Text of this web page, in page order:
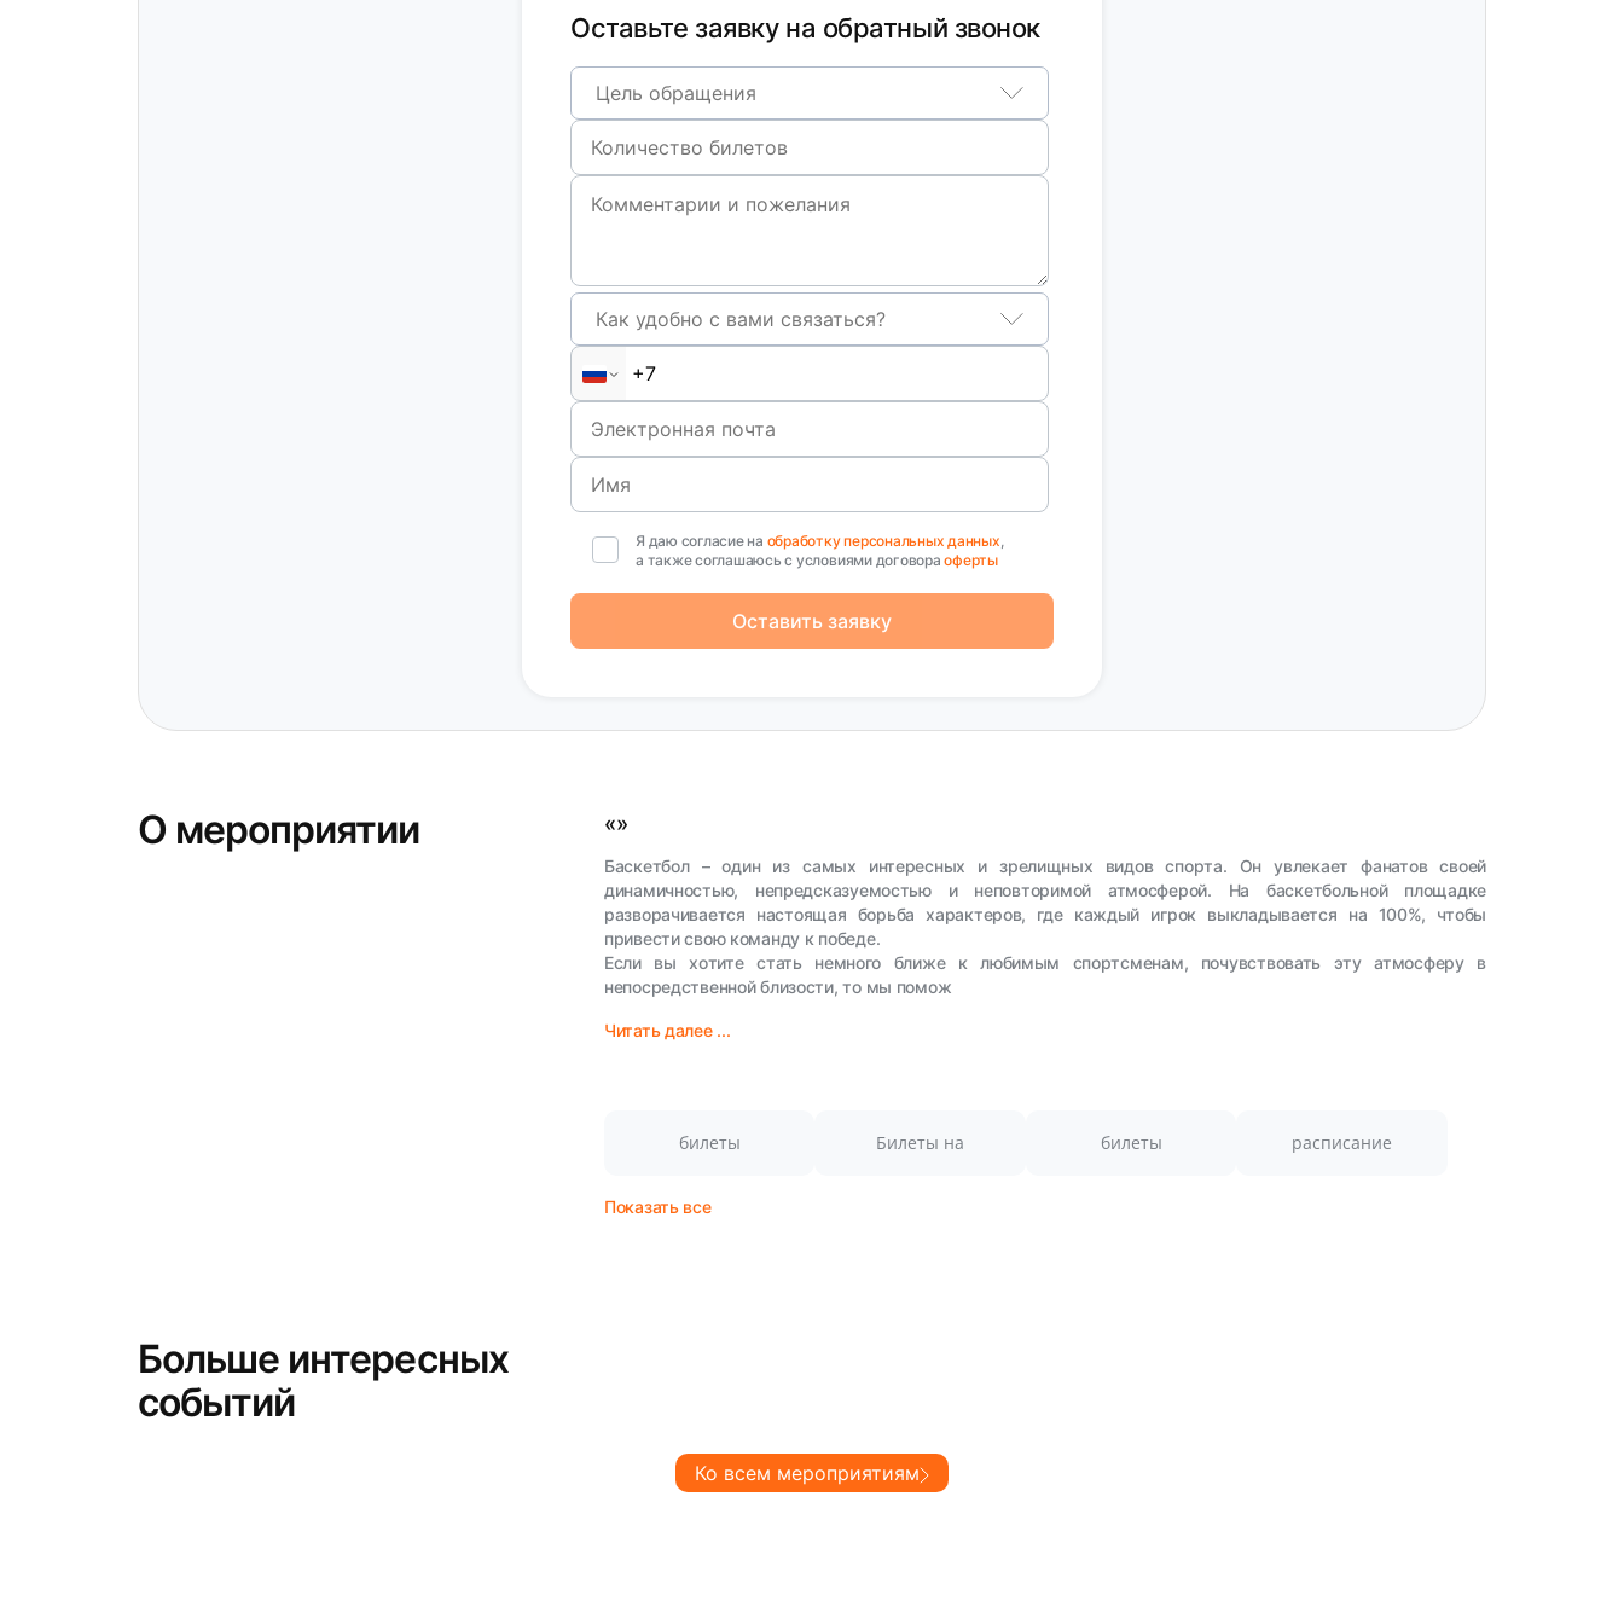
Оставьте заявку на обратный звонок
Цель обращения
Как удобно с вами связаться?
Я даю согласие на обработку персональных данных,
а также соглашаюсь с условиями договораоферты
Оставить заявку
О мероприятии «»
Баскетбол – один из самых интересных и зрелищных видов спорта. Он увлекает фанатов своей
динамичностью, непредсказуемостью и неповторимой атмосферой. На баскетбольной площадке
разворачивается настоящая борьба характеров, где каждый игрок выкладывается на 100%, чтобы
привести свою команду к победе.
Если вы хотите стать немного ближе к любимым спортсменам, почувствовать эту атмосферу в
непосредственной близости, то мы помож
Читать далее ...
билеты Билеты на билеты расписание
Показать все
Больше интересных
событий
Ко всем мероприятиям